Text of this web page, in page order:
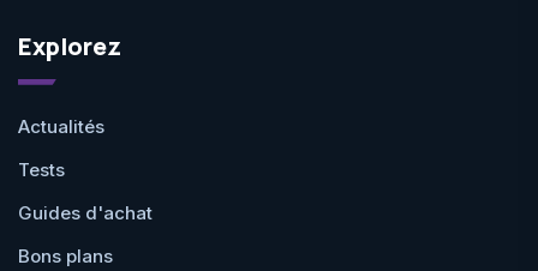
Explorez
Actualités
Tests
Guides d'achat
Bons plans